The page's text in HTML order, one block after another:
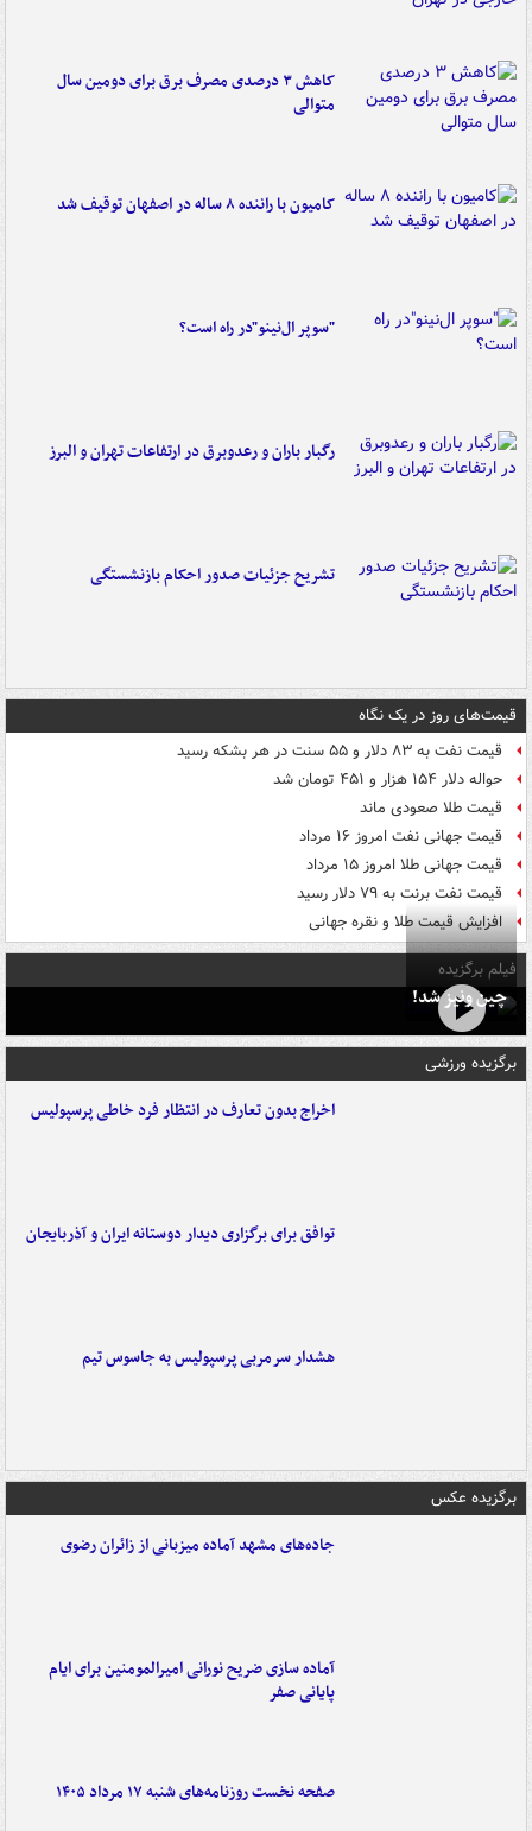
کاهش ۳ درصدی مصرف برق برای دومین سال
متوالی
کامیون با راننده ۸ ساله در اصفهان توقیف شد
"سوپر ال‌نینو"در راه است؟
رگبار باران و رعدوبرق در ارتفاعات تهران و البرز
تشریح جزئیات صدور احکام بازنشستگی
قیمت‌های روز در یک نگاه
قیمت نفت به ۸۳ دلار و ۵۵ سنت در هر بشکه رسید
حواله دلار ۱۵۴ هزار و ۴۵۱ تومان شد
قیمت طلا صعودی ماند
قیمت جهانی نفت امروز ۱۶ مرداد
قیمت جهانی طلا امروز ۱۵ مرداد
قیمت نفت برنت به ۷۹ دلار رسید
افزایش قیمت طلا و نقره جهانی
فیلم برگزیده
چین ونیز شد!
برگزیده ورزشی
اخراج بدون تعارف در انتظار فرد خاطی پرسپولیس
توافق برای برگزاری دیدار دوستانه ایران و آذربایجان
هشدار سرمربی پرسپولیس به جاسوس تیم
برگزیده عکس
جاده‌های مشهد آماده میزبانی از زائران رضوی
آماده سازی ضریح نورانی امیرالمومنین برای ایام
پایانی صفر
صفحه نخست روزنامه‌های شنبه ۱۷ مرداد ۱۴۰۵